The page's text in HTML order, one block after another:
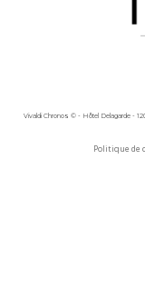
Vivaldi Chronos © - Hôtel Delagarde -
Politique de